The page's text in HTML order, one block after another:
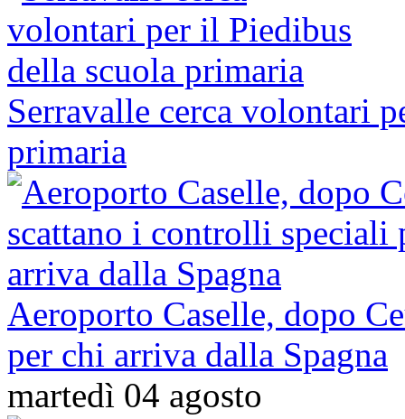
Serravalle cerca volontari
primaria
Aeroporto Caselle, dopo
per chi arriva dalla Spagna
martedì 04 agosto